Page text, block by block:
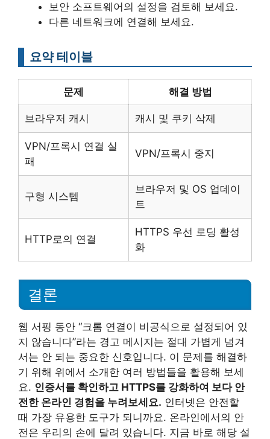
보안 소프트웨어의 설정을 검토해 보세요.
다른 네트워크에 연결해 보세요.
요약 테이블
문제 해결 방법
브라우저 캐시 캐시 및 쿠키 삭제
VPN/프록시 연결 실
패
VPN/프록시 중지
구형 시스템
브라우저 및 OS 업데이
트
HTTP로의 연결
HTTPS 우선 로딩 활성
화
결론
웹 서핑 동안 “크롬 연결이 비공식으로 설정되어 있
지 않습니다”라는 경고 메시지는 절대 가볍게 넘겨
서는 안 되는 중요한 신호입니다. 이 문제를 해결하
기 위해 위에서 소개한 여러 방법들을 활용해 보세
요. 인증서를 확인하고 HTTPS를 강화하여 보다 안
전한 온라인 경험을 누려보세요. 인터넷은 안전할
때 가장 유용한 도구가 되니까요. 온라인에서의 안
전은 우리의 손에 달려 있습니다. 지금 바로 해당 설